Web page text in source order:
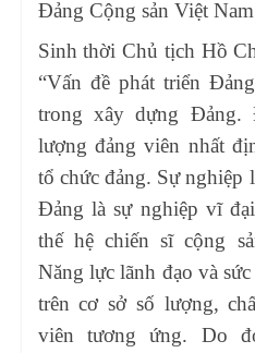
Đảng Cộng sản Việt
Sinh thời Chủ tịch Hồ
“Vấn đề phát triển
trong xây dựng Đảng.
lượng đảng viên nhất
tổ chức đảng. Sự nghiệp
Đảng là sự nghiệp vĩ
thế hệ chiến sĩ cộng
Năng lực lãnh đạo và
trên cơ sở số lượng,
viên tương ứng. Do